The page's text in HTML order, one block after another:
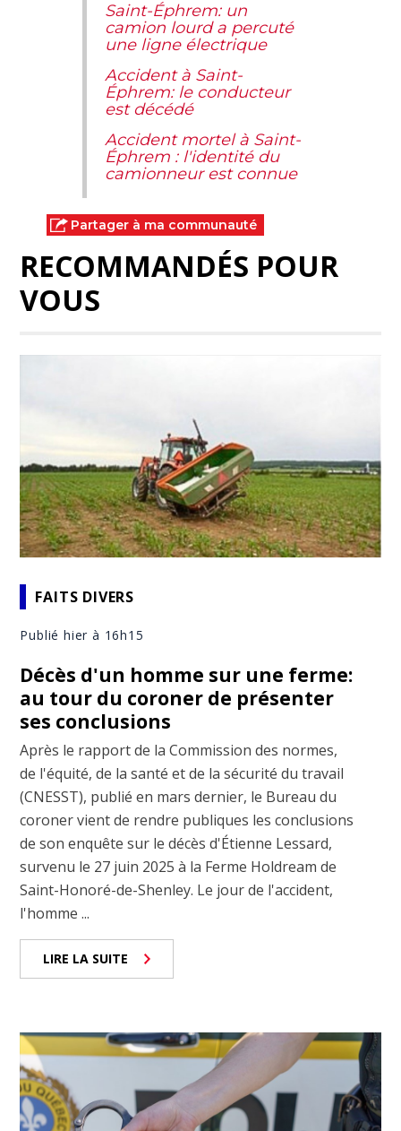
Saint-Éphrem: un
camion lourd a percuté
une ligne électrique
Accident à Saint-
Éphrem: le conducteur
est décédé
Accident mortel à Saint-
Éphrem : l'identité du
camionneur est connue
Partager à ma communauté
RECOMMANDÉS POUR
VOUS
FAITS DIVERS
Publié hier à 16h15
Décès d'un homme sur une ferme:
au tour du coroner de présenter
ses conclusions
Après le rapport de la Commission des normes,
de l'équité, de la santé et de la sécurité du travail
(CNESST), publié en mars dernier, le Bureau du
coroner vient de rendre publiques les conclusions
de son enquête sur le décès d'Étienne Lessard,
survenu le 27 juin 2025 à la Ferme Holdream de
Saint-Honoré-de-Shenley. Le jour de l'accident,
l'homme ...
LIRE LA SUITE